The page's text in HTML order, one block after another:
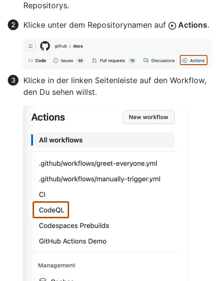
Repositorys.
Klicke unter dem Repositorynamen auf
Actions.
Klicke in der linken Seitenleiste auf den Workflow,
den Du sehen willst.